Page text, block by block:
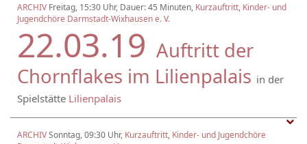
ARCHIV Freitag, 15:30 Uhr, Dauer: 45 Minuten, Kurzauftritt, Kinder- und
Jugendchöre Darmstadt-Wixhausen e. V.
22.03.19 Auftritt der
Chornflakes im Lilienpalais in der
Spielstätte Lilienpalais
ARCHIVSonntag, 09:30 Uhr, Kurzauftritt, Kinder- und Jugendchöre